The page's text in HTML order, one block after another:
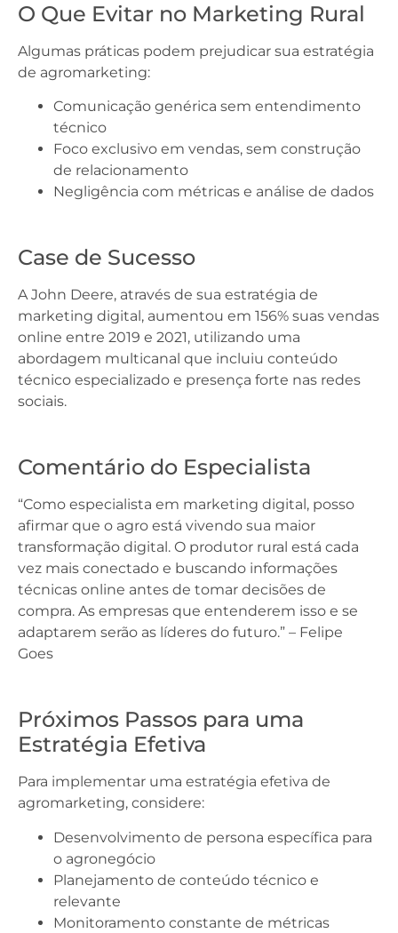
O Que Evitar no Marketing Rural
Algumas práticas podem prejudicar sua estratégia
de agromarketing:
Comunicação genérica sem entendimento
técnico
Foco exclusivo em vendas, sem construção
de relacionamento
Negligência com métricas e análise de dados
Case de Sucesso
A John Deere, através de sua estratégia de
marketing digital, aumentou em 156% suas vendas
online entre 2019 e 2021, utilizando uma
abordagem multicanal que incluiu conteúdo
técnico especializado e presença forte nas redes
sociais.
Comentário do Especialista
“Como especialista em marketing digital, posso
afirmar que o agro está vivendo sua maior
transformação digital. O produtor rural está cada
vez mais conectado e buscando informações
técnicas online antes de tomar decisões de
compra. As empresas que entenderem isso e se
adaptarem serão as líderes do futuro.” – Felipe
Goes
Próximos Passos para uma
Estratégia Efetiva
Para implementar uma estratégia efetiva de
agromarketing, considere:
Desenvolvimento de persona específica para
o agronegócio
Planejamento de conteúdo técnico e
relevante
Monitoramento constante de métricas